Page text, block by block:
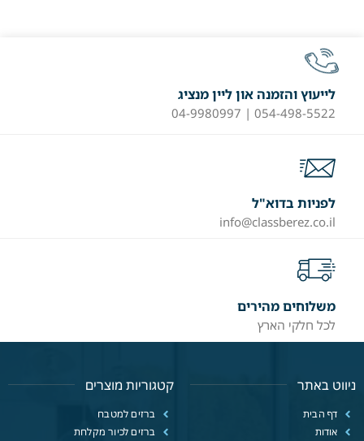
לייעוץ והזמנה און ליין מנציג
054-498-5522 | 04-9980997
לפניות בדוא"ל
info@classberez.co.il
משלוחים מהירים
לכל חלקי הארץ
ניווט באתר
דף הבית
אודות
קטגוריות מוצרים
ברזים למטבח
ברזים לכיור מקלחת